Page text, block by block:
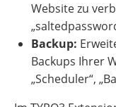
Website zu
Backup:
Backups Ihrer
„Scheduler“,